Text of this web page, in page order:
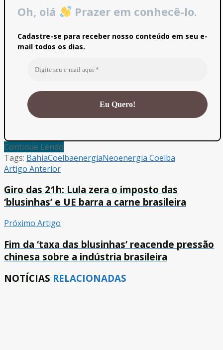
Oh, olá Prazer em conhecê-lo.
Cadastre-se para receber nosso conteúdo em seu e-
mail todos os dias.
Continue Lendo
Tags: BahiaCoelbaenergiaNeoenergia Coelba
Artigo Anterior
Giro das 21h: Lula zera o imposto das
‘blusinhas’ e UE barra a carne brasileira
Próximo Artigo
Fim da ‘taxa das blusinhas’ reacende pressão
chinesa sobre a indústria brasileira
NOTÍCIAS RELACIONADAS